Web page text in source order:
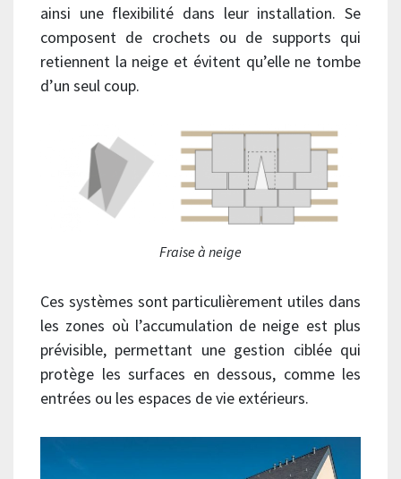
ainsi une flexibilité dans leur installation. Se
composent de crochets ou de supports qui
retiennent la neige et évitent qu’elle ne tombe
d’un seul coup.
Fraise à neige
Ces systèmes sont particulièrement utiles dans
les zones où l’accumulation de neige est plus
prévisible, permettant une gestion ciblée qui
protège les surfaces en dessous, comme les
entrées ou les espaces de vie extérieurs.